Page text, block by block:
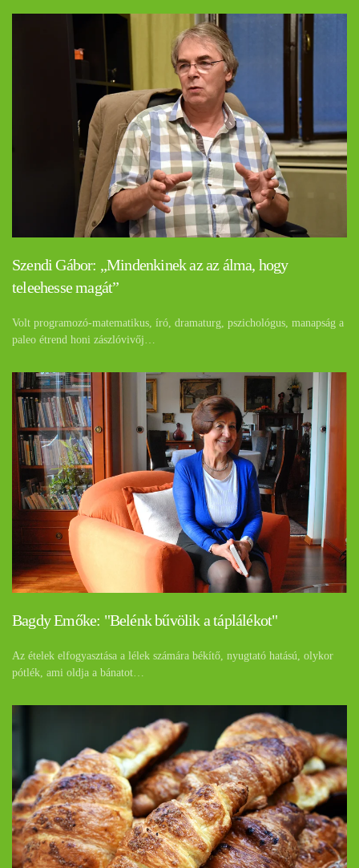
Szendi Gábor: „Mindenkinek az az álma, hogy
teleehesse magát”
Volt programozó-matematikus, író, dramaturg, pszichológus, manapság a
paleo étrend honi zászlóvivőj…
Bagdy Emőke: "Belénk bűvölik a táplálékot"
Az ételek elfogyasztása a lélek számára békítő, nyugtató hatású, olykor
pótlék, ami oldja a bánatot…